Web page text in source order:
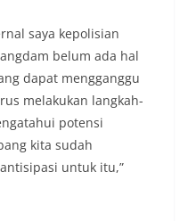
saya kepolisian
belum ada hal
dapat mengganggu
melakukan langkah-
potensi
kita sudah
untuk itu,”